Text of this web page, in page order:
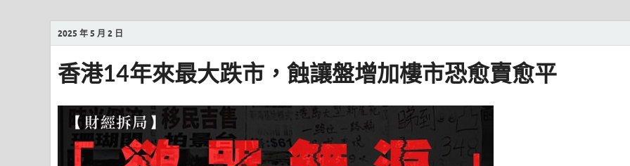
2025 年 5 月 2 日
香港14年來最大跌市，蝕讓盤增加樓市恐愈賣愈平